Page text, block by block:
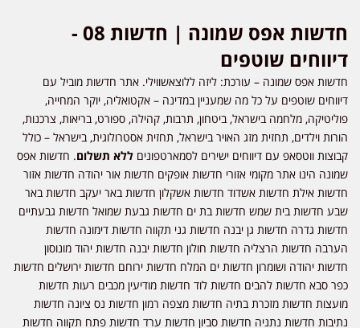
חדשות אפס שמונה | חדשות 08 -
דיווחים שוטפים
חדשות אפס שמונה – עורכת: ליזה ללוצאשווילי. אתר חדשות מוביל עם
דיווחים שוטפים על כל מה שמעניין במדינה – אקטואליה, יוקר המחייה,
פוליטיקה, מלחמה בישראל, ביטחון, תרבות, קהילה, ספורט, בריאות, צרכנות,
הורות וילדים, תחזית מזג האויר בישראל, תחזית אסטרולוגית, בישראל – כולל
קבוצות ווטסאפ עם דיווחים ישירים לסמארטפונים ללא תשלום. חדשות אפס
שמונה הינו אתר מקומי אזורי חדשות אופקים חדשות אור יהודה חדשות אזור
חדשות אילת חדשות אשדוד חדשות אשקלון חדשות באר יעקב חדשות באר
שבע חדשות בית שמש חדשות בת ים חדשות גבעת שמואל חדשות גבעתיים
חדשות גדרה חדשות גן יבנה חדשות גני תקווה חדשות דימונה חדשות
הערבה חדשות הרצליה חדשות חולון חדשות יבנה חדשות יהוד מונוסון
חדשות יהודה ושומרון חדשות ים המלח חדשות ירוחם חדשות ירושלים חדשות
כפר סבא חדשות להבים חדשות לוד חדשות מודיעין מכבים רעות חדשות
מועצות חדשות מזכרת בתיה חדשות מצפה רמון חדשות נס ציונה חדשות
נתיבות חדשות נתניה חדשות סביון חדשות ערד חדשות פתח תקווה חדשות